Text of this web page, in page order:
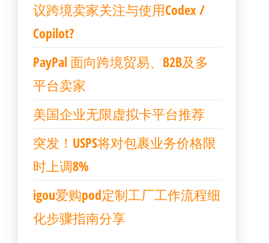
议跨境卖家关注与使用Codex /
Copilot?
PayPal 面向跨境贸易、B2B及多
平台卖家
美国企业无限虚拟卡平台推荐
突发！USPS将对包裹业务价格限
时上调8%
igou爱购pod定制工厂工作流程细
化步骤指南分享